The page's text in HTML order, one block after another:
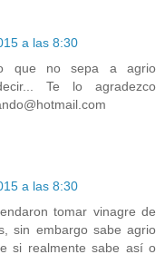
a las 8:30
que no sepa a agrio
Te lo agradezco
a las 8:30
tomar vinagre de
sin embargo sabe agrio
si realmente sabe así o